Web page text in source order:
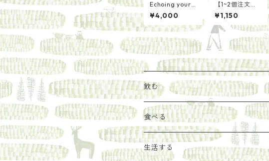
Echoing your
s/大西文香
¥4,000
【1~2個注文
用】日本茶葉で
作る いろかわ
紅茶(100g)
¥1,150
飲む
お茶
エキス
食べる
ジャム
生活する